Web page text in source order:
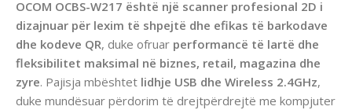
OCOM OCBS-W217 është një scanner profesional 2D i
dizajnuar për lexim të shpejtë dhe efikas të barkodave
dhe kodeve QR, duke ofruar performancë të lartë dhe
fleksibilitet maksimal në biznes, retail, magazina dhe
zyre. Pajisja mbështet lidhje USB dhe Wireless 2.4GHz,
duke mundësuar përdorim të drejtpërdrejtë me kompjuter